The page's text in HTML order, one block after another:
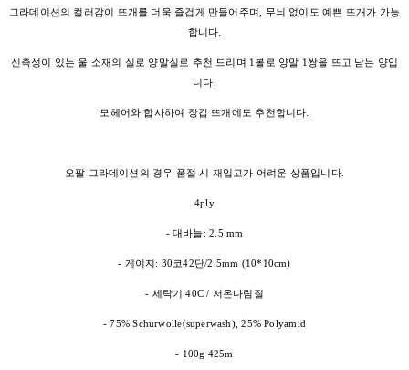
그라데이션의 컬러감이 뜨개를 더욱 즐겁게 만들어주며, 무늬 없이도 예쁜 뜨개가 가능
합니다.
신축성이 있는 울 소재의 실로 양말실로 추천 드리며 1볼로 양말 1쌍을 뜨고 남는 양입
니다.
모헤어와 합사하여 장갑 뜨개에도 추천합니다.
오팔 그라데이션의 경우 품절 시 재입고가 어려운 상품입니다.
4ply
- 대바늘: 2.5 mm
- 게이지: 30코42단/2.5mm (10*10cm)
- 세탁기 40C / 저온다림질
- 75% Schurwolle(superwash), 25% Polyamid
- 100g 425m